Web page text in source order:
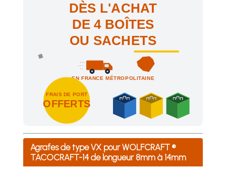
DÈS L'ACHAT
DE 4 BOÎTES
OU SACHETS
EN FRANCE MÉTROPOLITAINE
FRAIS DE PORT
OFFERTS
Achetez 4 sachets ou boîtes d'agrafes ou de pointes et
Agrafes de type VX pour WOLFCRAFT ®
TACOCRAFT-14 de longueur 8mm à 14mm